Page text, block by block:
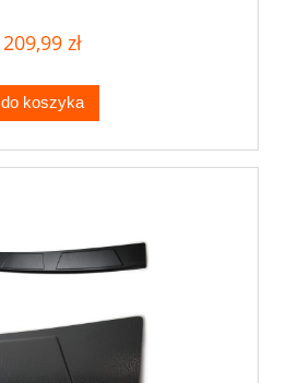
209,99 zł
do koszyka